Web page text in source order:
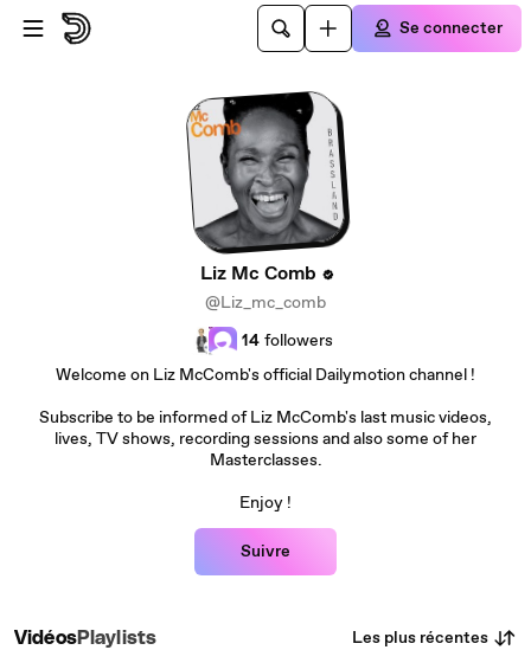
Passer au contenu principal
Se connecter
Liz Mc Comb
@Liz_mc_comb
14 followers
Welcome on Liz McComb's official Dailymotion channel !
Subscribe to be informed of Liz McComb's last music videos,
lives, TV shows, recording sessions and also some of her
Masterclasses.
Enjoy !
Suivre
VidéosPlaylists Les plus récentes